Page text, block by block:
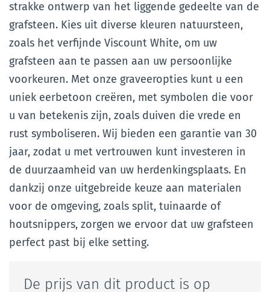
strakke ontwerp van het liggende gedeelte van de
grafsteen. Kies uit diverse kleuren natuursteen,
zoals het verfijnde Viscount White, om uw
grafsteen aan te passen aan uw persoonlijke
voorkeuren. Met onze graveeropties kunt u een
uniek eerbetoon creëren, met symbolen die voor
u van betekenis zijn, zoals duiven die vrede en
rust symboliseren. Wij bieden een garantie van 30
jaar, zodat u met vertrouwen kunt investeren in
de duurzaamheid van uw herdenkingsplaats. En
dankzij onze uitgebreide keuze aan materialen
voor de omgeving, zoals split, tuinaarde of
houtsnippers, zorgen we ervoor dat uw grafsteen
perfect past bij elke setting.
De prijs van dit product is op